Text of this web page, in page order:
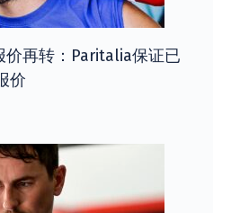
价再转：Paritalia保证已
价